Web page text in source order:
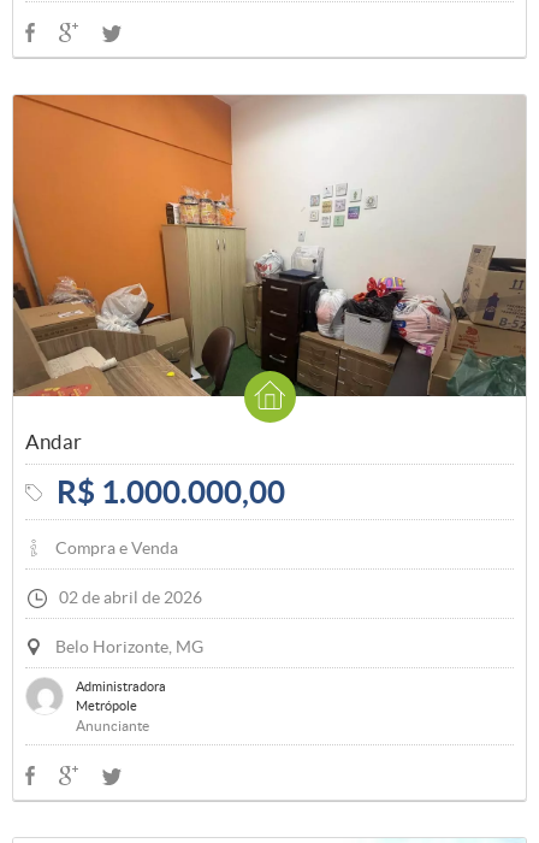
Andar
R$ 1.000.000,00
Compra e Venda
02 de abril de 2026
Belo Horizonte, MG
Administradora
Metrópole
Anunciante